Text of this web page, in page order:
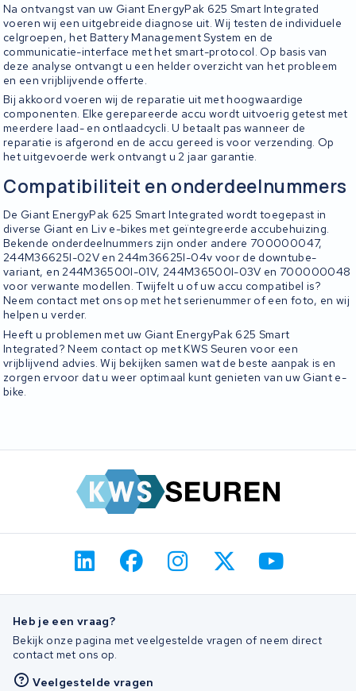
Na ontvangst van uw Giant EnergyPak 625 Smart Integrated
voeren wij een uitgebreide diagnose uit. Wij testen de individuele
celgroepen, het Battery Management System en de
communicatie-interface met het smart-protocol. Op basis van
deze analyse ontvangt u een helder overzicht van het probleem
en een vrijblijvende offerte.
Bij akkoord voeren wij de reparatie uit met hoogwaardige
componenten. Elke gerepareerde accu wordt uitvoerig getest met
meerdere laad- en ontlaadcycli. U betaalt pas wanneer de
reparatie is afgerond en de accu gereed is voor verzending. Op
het uitgevoerde werk ontvangt u 2 jaar garantie.
Compatibiliteit en onderdeelnummers
De Giant EnergyPak 625 Smart Integrated wordt toegepast in
diverse Giant en Liv e-bikes met geïntegreerde accubehuizing.
Bekende onderdeelnummers zijn onder andere 700000047,
244M36625I-02V en 244m36625I-04v voor de downtube-
variant, en 244M36500I-01V, 244M36500I-03V en 700000048
voor verwante modellen. Twijfelt u of uw accu compatibel is?
Neem contact met ons op met het serienummer of een foto, en wij
helpen u verder.
Heeft u problemen met uw Giant EnergyPak 625 Smart
Integrated? Neem contact op met KWS Seuren voor een
vrijblijvend advies. Wij bekijken samen wat de beste aanpak is en
zorgen ervoor dat u weer optimaal kunt genieten van uw Giant e-
bike.
Heb je een vraag?
Bekijk onze pagina met veelgestelde vragen of neem direct
contact met ons op.
Veelgestelde vragen